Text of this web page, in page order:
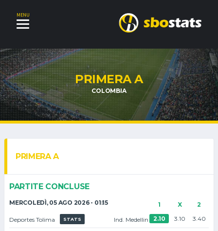
MENU
PRIMERA A
COLOMBIA
PRIMERA A
PARTITE CONCLUSE
MERCOLEDÌ, 05 AGO 2026 - 01:15 1 X 2
Deportes Tolima STATS Ind. Medellin 2.10 3.10 3.40